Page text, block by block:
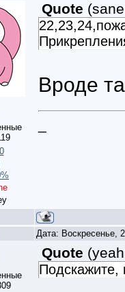
0
Quote (
Вроде
Дата: Воскресенье,
Quote (
Подскажите,